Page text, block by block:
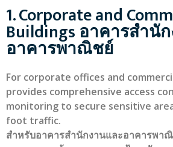
1. Corporate and
Buildings อาคารสำนั
อาคารพาณิชย์
For corporate offices and
provides comprehensive access
monitoring to secure sensitive
foot traffic.
สำหรับอาคารสำนักงานและอาคารพา